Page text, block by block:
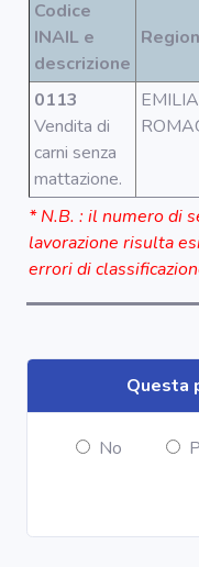
Segnala dati
rilevati in
azienda
area riservata
Torna alla
Home
Codice
INAIL e
descrizione
0113
Vendita di
carni senza
mattazione.
* N.B. : il numero di
lavorazione risulta
errori di
Questa
No